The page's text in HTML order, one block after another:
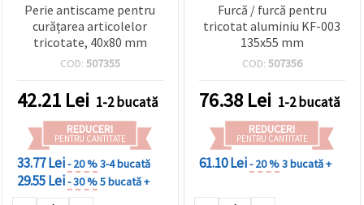
Perie antiscame pentru
curățarea articolelor
tricotate, 40x80 mm
COD: 507355
42.21 Lei 1-2 bucată
REDUCERI
PENTRU CANTITATE
33.77 Lei- 20 %3-4 bucată
29.55 Lei- 30 %5 bucată +
Furcă / furcă pentru
tricotat aluminiu KF-003
135x55 mm
COD: 507356
76.38 Lei 1-2 bucată
REDUCERI
PENTRU CANTITATE
61.10 Lei- 20 %3 bucată +